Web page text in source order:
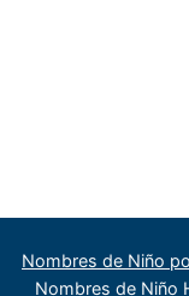
Nombres de Niño
Nombres de Niño